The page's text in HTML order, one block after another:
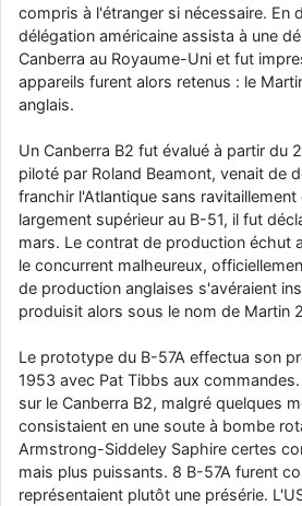
mahmoud : bonsoir, très instructif ce site
les photo des anciens appareils de
d9pouces: Ça me casse quand même
jericho: Pour moi tout est à nouveau OK
au passage !
d9pouces: j'ai trouvé un palliatif un peu
un peu mieux
d9pouces : cette fois, c'est le Brésil et
par terre
jericho: Ah ben je peux te confirmer que
d9pouces: Désolé ! Mon filtrage a été un
manifestement
tout voir
compris à l'étranger si nécessaire. En
délégation américaine assista à une
Canberra au Royaume-Uni et fut
appareils furent alors retenus : le
anglais.
Un Canberra B2 fut évalué à partir du
piloté par Roland Beamont, venait de
franchir l'Atlantique sans ravitaillement
largement supérieur au B-51, il fut
mars. Le contrat de production échut
le concurrent malheureux,
de production anglaises s'avéraient
produisit alors sous le nom de Martin
Le prototype du B-57A effectua son
1953 avec Pat Tibbs aux
sur le Canberra B2, malgré quelques
consistaient en une soute à bombe
Armstrong-Siddeley Saphire certes
mais plus puissants. 8 B-57A furent
représentaient plutôt une présérie.